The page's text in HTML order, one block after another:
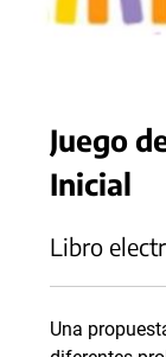
Juego
Inicial
Libro
Una